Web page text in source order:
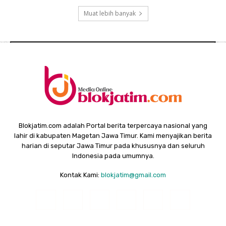
Muat lebih banyak
Blokjatim.com adalah Portal berita terpercaya nasional yang
lahir di kabupaten Magetan Jawa Timur. Kami menyajikan berita
harian di seputar Jawa Timur pada khususnya dan seluruh
Indonesia pada umumnya.
Kontak Kami: blokjatim@gmail.com